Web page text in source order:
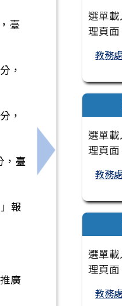
試測驗，即日起開放報
臺
，
，
，臺
報
廣
下一筆：台灣
選單
理頁面
教務
選單
理頁面
教務
選單
理頁面
教務